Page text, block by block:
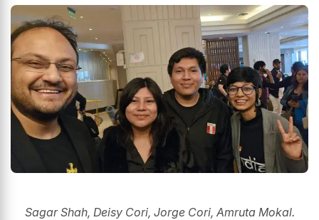
Sagar Shah, Deisy Cori, Jorge Cori, Amruta Mokal.